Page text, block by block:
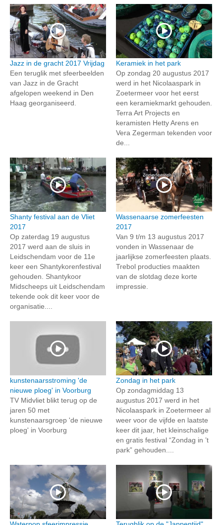
Jazz in de gracht 2017 Vrijdag
Een teruglik met sfeerbeelden
van Jazz in de Gracht
afgelopen weekend in Den
Haag georganiseerd.
Keramiek in het park
Op zondag 20 augustus 2017
werd in het Nicolaaspark in
Zoetermeer voor het eerst
een keramiekmarkt gehouden.
Terra Art Projects en
keramisten Hetty Arens en
Vera Zegerman tekenden voor
de...
Shanty festival aan de Vliet
2017
Op zaterdag 19 augustus
2017 werd aan de sluis in
Leidschendam voor de 11e
keer een Shantykorenfestival
gehouden. Shantykoor
Midscheeps uit Leidschendam
tekende ook dit keer voor de
organisatie....
Wassenaarse zomerfeesten
2017
Van 9 t/m 13 augustus 2017
vonden in Wassenaar de
jaarlijkse zomerfeesten plaats.
Trebol producties maakten
van de slotdag deze korte
impressie.
kunstenaarsstroming 'de
nieuwe ploeg' in Voorburg
TV Midvliet blikt terug op de
jaren 50 met
kunstenaarsgroep 'de nieuwe
ploeg' in Voorburg
Zondag in het park
Op zondagmiddag 13
augustus 2017 werd in het
Nicolaaspark in Zoetermeer al
weer voor de vijfde en laatste
keer dit jaar, het kleinschalige
en gratis festival “Zondag in ’t
park” gehouden....